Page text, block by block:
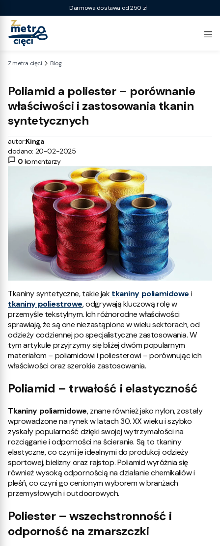
Darmowa dostawa od 250 zł
Z metra cięci Blog
Poliamid a poliester – porównanie
właściwości i zastosowania tkanin
syntetycznych
autor:Kinga
dodano: 20-02-2025
0 komentarzy
Tkaniny syntetyczne, takie jak tkaniny poliamidowe i
tkaniny poliestrowe, odgrywają kluczową rolę w
przemyśle tekstylnym. Ich różnorodne właściwości
sprawiają, że są one niezastąpione w wielu sektorach, od
odzieży codziennej po specjalistyczne zastosowania. W
tym artykule przyjrzymy się bliżej dwóm popularnym
materiałom – poliamidowi i poliesterowi – porównując ich
właściwości oraz szerokie zastosowania.
Poliamid – trwałość i elastyczność
Tkaniny poliamidowe, znane również jako nylon, zostały
wprowadzone na rynek w latach 30. XX wieku i szybko
zyskały popularność dzięki swojej wytrzymałości na
rozciąganie i odporności na ścieranie. Są to tkaniny
elastyczne, co czyni je idealnymi do produkcji odzieży
sportowej, bielizny oraz rajstop. Poliamid wyróżnia się
również wysoką odpornością na działanie chemikaliów i
pleśń, co czyni go cenionym wyborem w branżach
przemysłowych i outdoorowych.
Poliester – wszechstronność i
odporność na zmarszczki